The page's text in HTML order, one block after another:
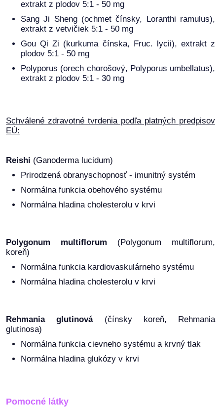
extrakt z plodov 5:1 - 50 mg
Sang Ji Sheng (ochmet čínsky, Loranthi ramulus),
extrakt z vetvičiek 5:1 - 50 mg
Gou Qi Zi (kurkuma čínska, Fruc. lycii), extrakt z
plodov 5:1 - 50 mg
Polyporus (orech chorošový, Polyporus umbellatus),
extrakt z plodov 5:1 - 30 mg
Schválené zdravotné tvrdenia podľa platných predpisov
EÚ:
Reishi (Ganoderma lucidum)
Prirodzená obranyschopnosť - imunitný systém
Normálna funkcia obehového systému
Normálna hladina cholesterolu v krvi
Polygonum multiflorum (Polygonum multiflorum,
koreň)
Normálna funkcia kardiovaskulárneho systému
Normálna hladina cholesterolu v krvi
Rehmania glutinová(čínsky koreň, Rehmania
glutinosa)
Normálna funkcia cievneho systému a krvný tlak
Normálna hladina glukózy v krvi
Pomocné látky